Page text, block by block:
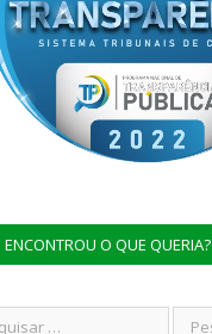
O QUE QUERIA?